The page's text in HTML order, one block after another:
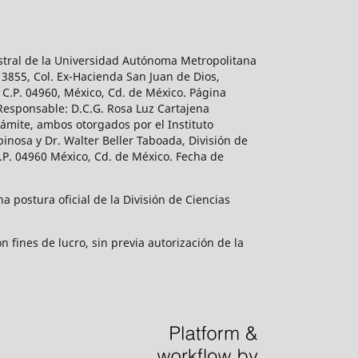
de la Universidad Autónoma Metropolitana
Col. Ex-Hacienda San Juan de Dios,
04960, México, Cd. de México. Página
D.C.G. Rosa Luz Cartajena
ambos otorgados por el Instituto
y Dr. Walter Beller Taboada, División de
04960 México, Cd. de México. Fecha de
postura oficial de la División de Ciencias
fines de lucro, sin previa autorización de la